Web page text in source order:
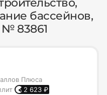
бассейнов,
83861
Плюса
2 623 ₽